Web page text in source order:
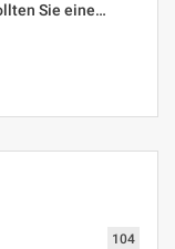
Sie eine…
104